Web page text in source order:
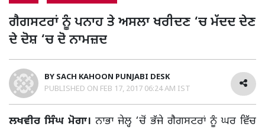
ਗੈਗਸਟਰਾਂ ਨੂੰ ਪਨਾਹ ਤੇ ਅਸਲਾ ਖਰੀਦਣ ‘ਚ ਮੱਦਦ ਦੇਣ
ਦੇ ਦੋਸ਼ ‘ਚ ਦੋ ਨਾਮਜ਼ਦ
BY SACH KAHOON PUNJABI DESK
PUBLISHED ON FEB 17, 2017 06:24 AM IST
ਲਖਵੀਰ ਸਿੰਘ ਮੋਗਾ। ਨਾਭਾ ਜੇਲ੍ਹ ‘ਚੋਂ ਭੱਜੇ ਗੈਗਸਟਰਾਂ ਨੂੰ ਘਰ ਵਿੱਚ